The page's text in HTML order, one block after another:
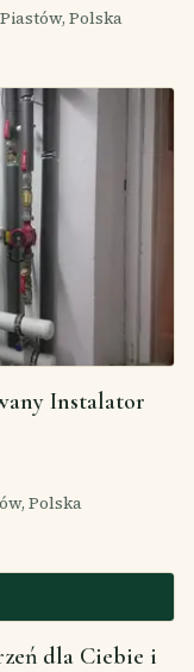
Polska
Instalator
Polska
dla Ciebie i